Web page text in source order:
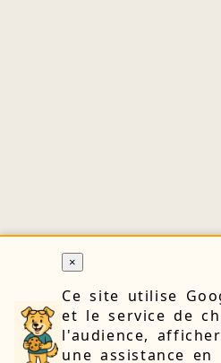
×
Ce site utilise
et le service de
l'audience,
une assistance